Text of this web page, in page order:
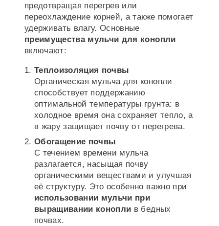
предотвращая перегрев или
переохлаждение корней, а также помогает
удерживать влагу. Основные
преимущества мульчи для конопли
включают:
Теплоизоляция почвы
Органическая мульча для конопли
способствует поддержанию
оптимальной температуры грунта: в
холодное время она сохраняет тепло, а
в жару защищает почву от перегрева.
Обогащение почвы
С течением времени мульча
разлагается, насыщая почву
органическими веществами и улучшая
её структуру. Это особенно важно при
использовании мульчи при
выращивании конопли в бедных
почвах.